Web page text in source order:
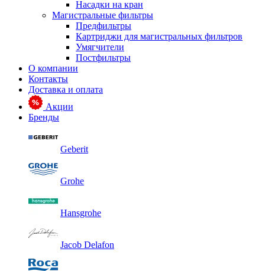
Насадки на кран
Магистральные фильтры
Предфильтры
Картриджи для магистральных фильтров
Умягчители
Постфильтры
О компании
Контакты
Доставка и оплата
Акции
Бренды
Geberit
Grohe
Hansgrohe
Jacob Delafon